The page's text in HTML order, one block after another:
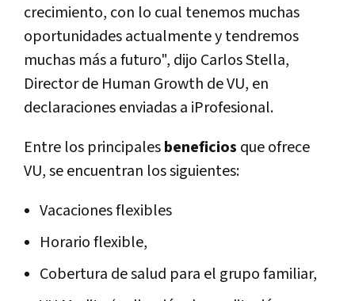
crecimiento, con lo cual tenemos muchas
oportunidades actualmente y tendremos
muchas más a futuro", dijo Carlos Stella,
Director de Human Growth de VU, en
declaraciones enviadas a iProfesional.
Entre los principalesbeneficios que ofrece
VU, se encuentran los siguientes:
Vacaciones flexibles
Horario flexible,
Cobertura de salud para el grupo familiar,